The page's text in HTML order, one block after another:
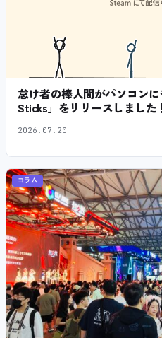
怠け者の棒人間がパソコン
Sticks」をリリースしました
2026.07.20
コラム